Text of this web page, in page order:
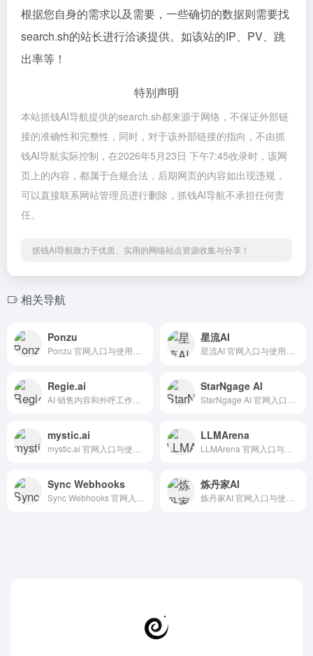
根据您自身的需求以及需要，一些确切的数据则需要找
search.sh的站长进行洽谈提供。如该站的IP、PV、跳
出率等！
特别声明
本站抓钱AI导航提供的search.sh都来源于网络，不保证外部链
接的准确性和完整性，同时，对于该外部链接的指向，不由抓
钱AI导航实际控制，在2026年5月23日 下午7:45收录时，该网
页上的内容，都属于合规合法，后期网页的内容如出现违规，
可以直接联系网站管理员进行删除，抓钱AI导航不承担任何责
任。
抓钱AI导航致力于优质、实用的网络站点资源收集与分享！
相关导航
Ponzu 星流AI
Regie.ai StarNgage AI
mystic.ai LLMArena
Sync Webhooks 炼丹家AI